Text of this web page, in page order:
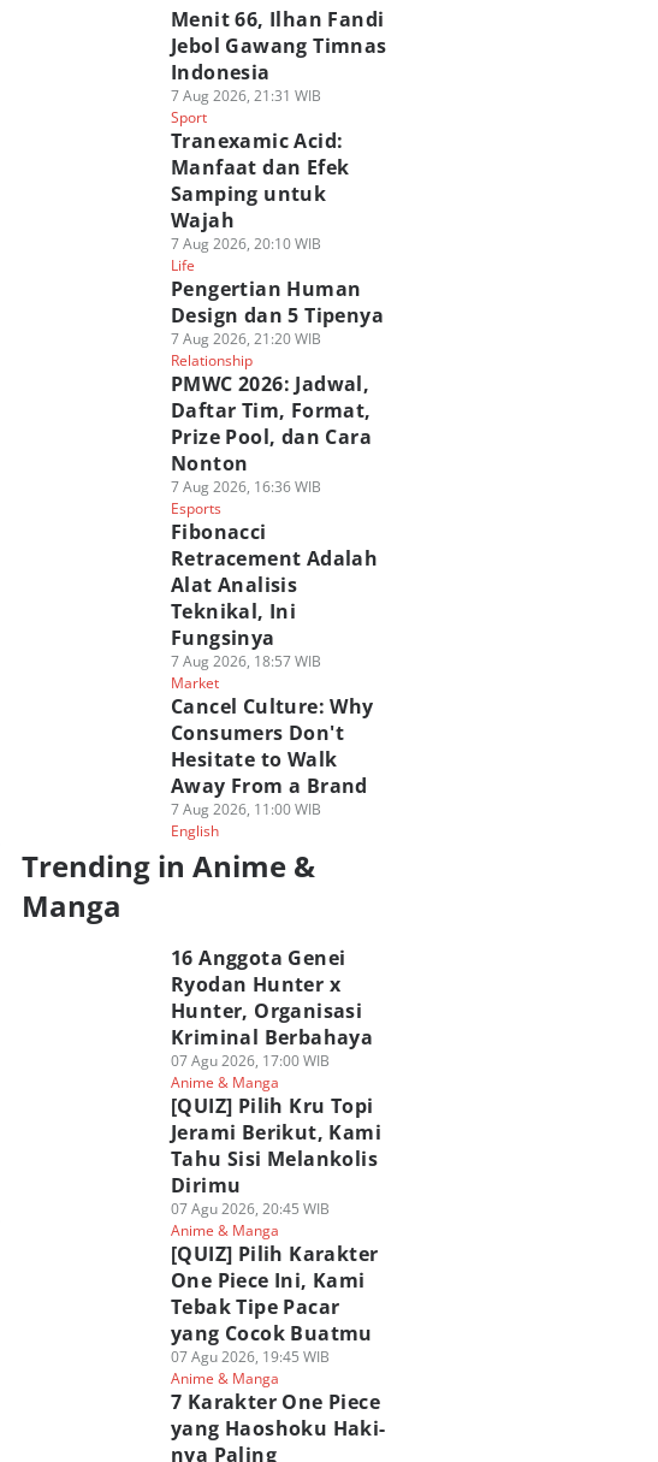
Menit 66, Ilhan Fandi
Jebol Gawang Timnas
Indonesia
7 Aug 2026, 21:31 WIB
Sport
Tranexamic Acid:
Manfaat dan Efek
Samping untuk
Wajah
7 Aug 2026, 20:10 WIB
Life
Pengertian Human
Design dan 5 Tipenya
7 Aug 2026, 21:20 WIB
Relationship
PMWC 2026: Jadwal,
Daftar Tim, Format,
Prize Pool, dan Cara
Nonton
7 Aug 2026, 16:36 WIB
Esports
Fibonacci
Retracement Adalah
Alat Analisis
Teknikal, Ini
Fungsinya
7 Aug 2026, 18:57 WIB
Market
Cancel Culture: Why
Consumers Don't
Hesitate to Walk
Away From a Brand
7 Aug 2026, 11:00 WIB
English
Trending in Anime &
Manga
16 Anggota Genei
Ryodan Hunter x
Hunter, Organisasi
Kriminal Berbahaya
07 Agu 2026, 17:00 WIB
Anime & Manga
[QUIZ] Pilih Kru Topi
Jerami Berikut, Kami
Tahu Sisi Melankolis
Dirimu
07 Agu 2026, 20:45 WIB
Anime & Manga
[QUIZ] Pilih Karakter
One Piece Ini, Kami
Tebak Tipe Pacar
yang Cocok Buatmu
07 Agu 2026, 19:45 WIB
Anime & Manga
7 Karakter One Piece
yang Haoshoku Haki-
nya Paling